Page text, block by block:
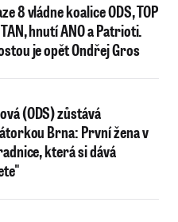
8 vládne koalice ODS, TOP
hnutí ANO a Patrioti.
je opět Ondřej Gros
(ODS) zůstává
Brna: První žena v
která si dává